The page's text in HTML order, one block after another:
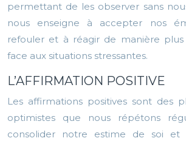
permettant de les observer sans
nous enseigne à accepter nos
refouler et à réagir de manière
face aux situations stressantes.
L’AFFIRMATION POSITIVE
Les affirmations positives sont des
optimistes que nous répétons
consolider notre estime de soi et